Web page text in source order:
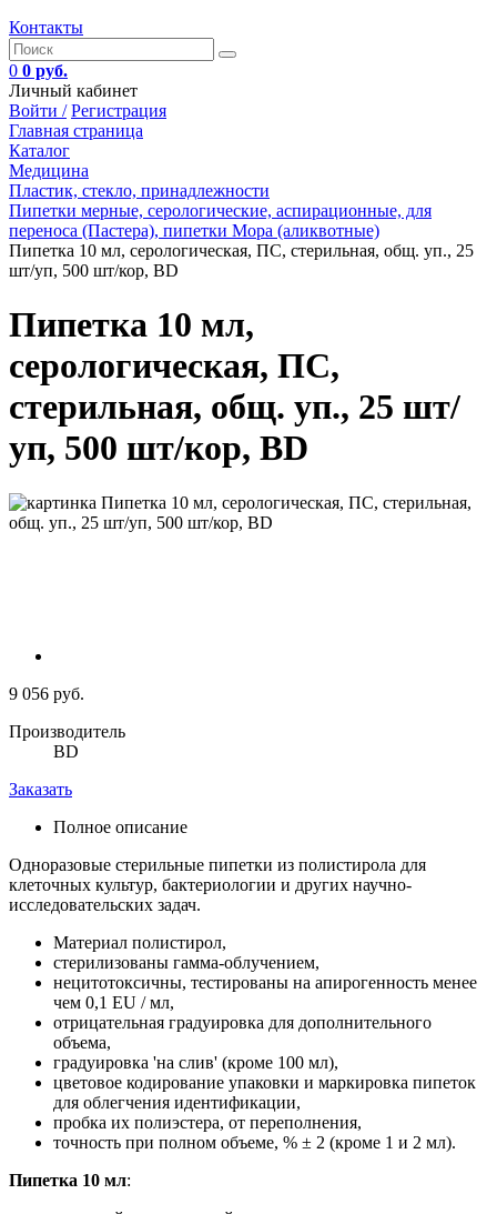
Контакты
0 0 руб.
Личный кабинет
Войти / Регистрация
Главная страница
Каталог
Медицина
Пластик, стекло, принадлежности
Пипетки мерные, серологические, аспирационные, для
переноса (Пастера), пипетки Мора (аликвотные)
Пипетка 10 мл, серологическая, ПС, стерильная, общ. уп., 25
шт/уп, 500 шт/кор, BD
Пипетка 10 мл,
серологическая, ПС,
стерильная, общ. уп., 25 шт/
уп, 500 шт/кор, BD
9 056 руб.
Производитель
BD
Заказать
Полное описание
Одноразовые стерильные пипетки из полистирола для
клеточных культур, бактериологии и других научно-
исследовательских задач.
Материал полистирол,
стерилизованы гамма-облучением,
нецитотоксичны, тестированы на апирогенность менее
чем 0,1 EU / мл,
отрицательная градуировка для дополнительного
объема,
градуировка 'на слив' (кроме 100 мл),
цветовое кодирование упаковки и маркировка пипеток
для облегчения идентификации,
пробка их полиэстера, от переполнения,
точность при полном объеме, % ± 2 (кроме 1 и 2 мл).
Пипетка 10 мл: